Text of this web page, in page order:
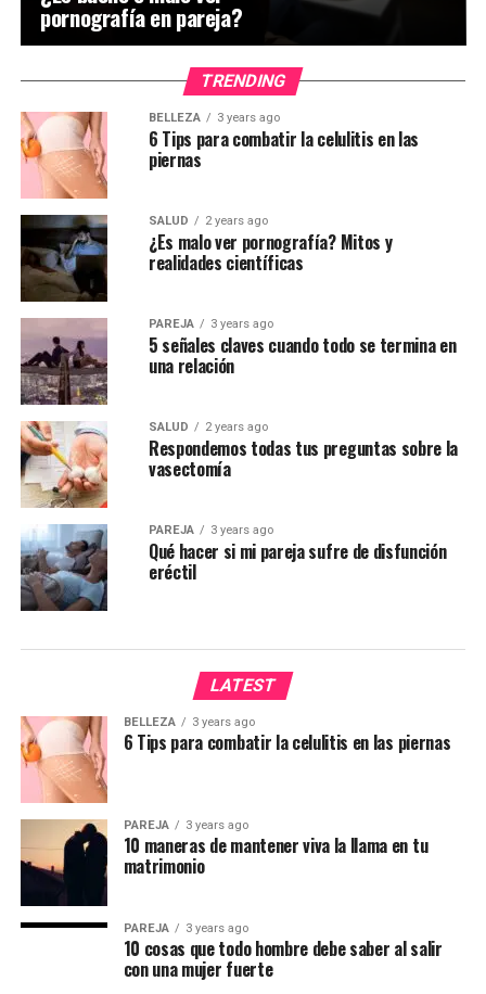
pornografía en pareja?
TRENDING
BELLEZA 3 years ago
6 Tips para combatir la celulitis en las
piernas
SALUD 2 years ago
¿Es malo ver pornografía? Mitos y
realidades científicas
PAREJA 3 years ago
5 señales claves cuando todo se termina en
una relación
SALUD 2 years ago
Respondemos todas tus preguntas sobre la
vasectomía
PAREJA 3 years ago
Qué hacer si mi pareja sufre de disfunción
eréctil
LATEST
BELLEZA 3 years ago
6 Tips para combatir la celulitis en las piernas
PAREJA 3 years ago
10 maneras de mantener viva la llama en tu
matrimonio
PAREJA 3 years ago
10 cosas que todo hombre debe saber al salir
con una mujer fuerte